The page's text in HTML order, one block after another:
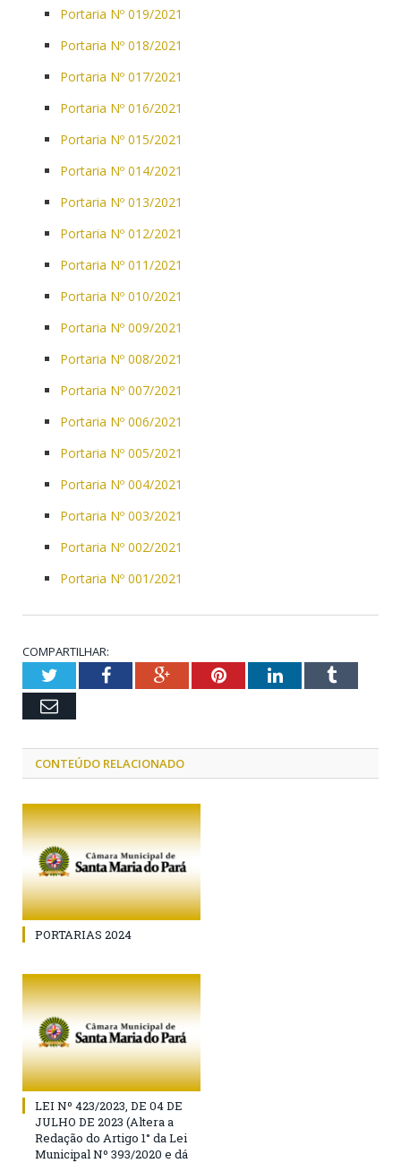
Portaria Nº 019/2021
Portaria Nº 018/2021
Portaria Nº 017/2021
Portaria Nº 016/2021
Portaria Nº 015/2021
Portaria Nº 014/2021
Portaria Nº 013/2021
Portaria Nº 012/2021
Portaria Nº 011/2021
Portaria Nº 010/2021
Portaria Nº 009/2021
Portaria Nº 008/2021
Portaria Nº 007/2021
Portaria Nº 006/2021
Portaria Nº 005/2021
Portaria Nº 004/2021
Portaria Nº 003/2021
Portaria Nº 002/2021
Portaria Nº 001/2021
COMPARTILHAR:
TwitterFacebookGoogle+PinterestLinkedInTumblr
Email
CONTEÚDO RELACIONADO
PORTARIAS 2024
LEI Nº 423/2023, DE 04 DE
JULHO DE 2023 (Altera a
Redação do Artigo 1° da Lei
Municipal Nº 393/2020 e dá